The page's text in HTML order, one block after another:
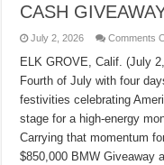
CASH
July 2, 2026 Comments
ELK GROVE, Calif. (July
Fourth of July with four
festivities celebrating
stage for a high-energy
Carrying that momentum
$850,000 BMW Giveaway